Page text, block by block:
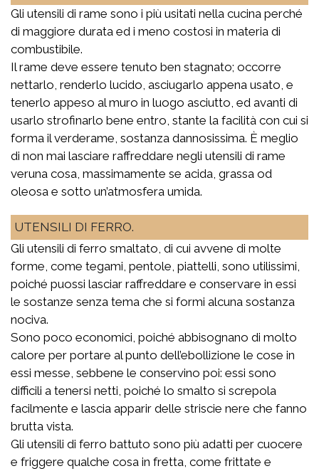
Gli utensili di rame sono i più usitati nella cucina perché
di maggiore durata ed i meno costosi in materia di
combustibile.
Il rame deve essere tenuto ben stagnato; occorre
nettarlo, renderlo lucido, asciugarlo appena usato, e
tenerlo appeso al muro in luogo asciutto, ed avanti di
usarlo strofinarlo bene entro, stante la facilità con cui si
forma il verderame, sostanza dannosissima. È meglio
di non mai lasciare raffreddare negli utensili di rame
veruna cosa, massimamente se acida, grassa od
oleosa e sotto un’atmosfera umida.
UTENSILI DI FERRO.
Gli utensili di ferro smaltato, di cui avvene di molte
forme, come tegami, pentole, piattelli, sono utilissimi,
poiché puossi lasciar raffreddare e conservare in essi
le sostanze senza tema che si formi alcuna sostanza
nociva.
Sono poco economici, poiché abbisognano di molto
calore per portare al punto dell’ebollizione le cose in
essi messe, sebbene le conservino poi: essi sono
difficili a tenersi netti, poiché lo smalto si screpola
facilmente e lascia apparir delle striscie nere che fanno
brutta vista.
Gli utensili di ferro battuto sono più adatti per cuocere
e friggere qualche cosa in fretta, come frittate e